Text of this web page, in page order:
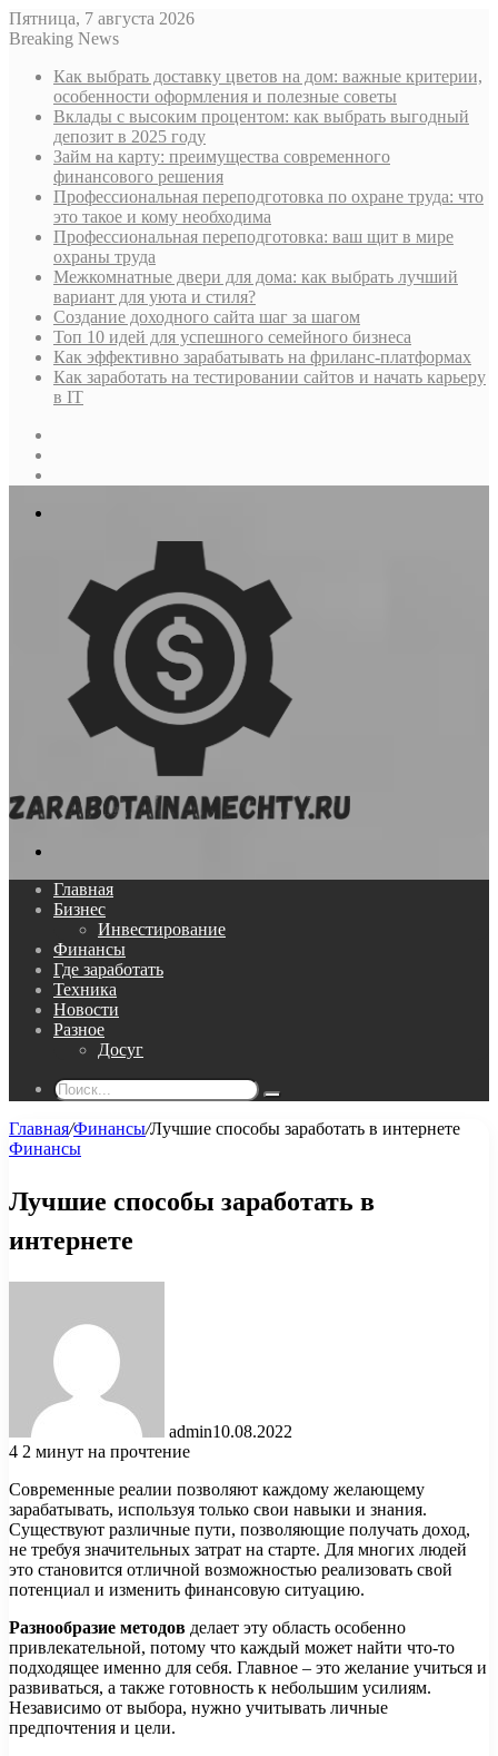
Пятница, 7 августа 2026
Breaking News
Как выбрать доставку цветов на дом: важные критерии,
особенности оформления и полезные советы
Вклады с высоким процентом: как выбрать выгодный
депозит в 2025 году
Займ на карту: преимущества современного
финансового решения
Профессиональная переподготовка по охране труда: что
это такое и кому необходима
Профессиональная переподготовка: ваш щит в мире
охраны труда
Межкомнатные двери для дома: как выбрать лучший
вариант для уюта и стиля?
Создание доходного сайта шаг за шагом
Топ 10 идей для успешного семейного бизнеса
Как эффективно зарабатывать на фриланс-платформах
Как заработать на тестировании сайтов и начать карьеру
в IT
Главная
Бизнес
Инвестирование
Финансы
Где заработать
Техника
Новости
Разное
Досуг
Поиск...
Главная/Финансы/Лучшие способы заработать в интернете
Финансы
Лучшие способы заработать в
интернете
admin10.08.2022
4 2 минут на прочтение
Современные реалии позволяют каждому желающему
зарабатывать, используя только свои навыки и знания.
Существуют различные пути, позволяющие получать доход,
не требуя значительных затрат на старте. Для многих людей
это становится отличной возможностью реализовать свой
потенциал и изменить финансовую ситуацию.
Разнообразие методов делает эту область особенно
привлекательной, потому что каждый может найти что-то
подходящее именно для себя. Главное – это желание учиться и
развиваться, а также готовность к небольшим усилиям.
Независимо от выбора, нужно учитывать личные
предпочтения и цели.